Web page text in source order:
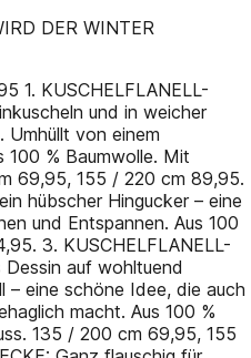
DER WINTER
1. KUSCHELFLANELL-
und in weicher
Umhüllt von einem
100 % Baumwolle. Mit
69,95, 155 / 220 cm 89,95.
hübscher Hingucker – eine
und Entspannen. Aus 100
3. KUSCHELFLANELL-
Dessin auf wohltuend
– eine schöne Idee, die auch
macht. Aus 100 %
135 / 200 cm 69,95, 155